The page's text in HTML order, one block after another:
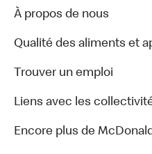
À propos de nous
Qualité des aliments et
Trouver un emploi
Liens avec les
Encore plus de